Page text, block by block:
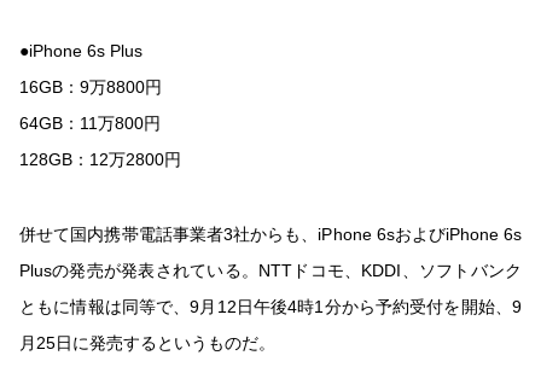
●iPhone 6s Plus
16GB：9万8800円
64GB：11万800円
128GB：12万2800円
併せて国内携帯電話事業者3社からも、iPhone 6sおよびiPhone 6s
Plusの発売が発表されている。NTTドコモ、KDDI、ソフトバンク
ともに情報は同等で、9月12日午後4時1分から予約受付を開始、9
月25日に発売するというものだ。